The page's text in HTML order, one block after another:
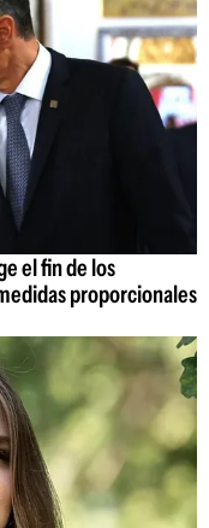
el fin de los
proporcionales